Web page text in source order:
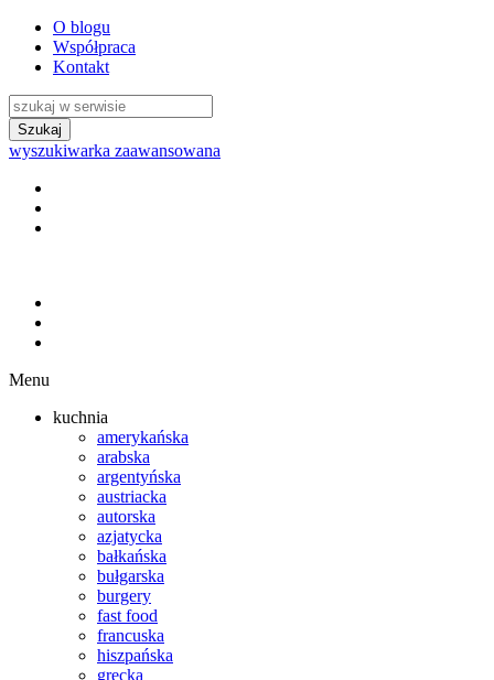
O blogu
Współpraca
Kontakt
wyszukiwarka zaawansowana
Menu
kuchnia
amerykańska
arabska
argentyńska
austriacka
autorska
azjatycka
bałkańska
bułgarska
burgery
fast food
francuska
hiszpańska
grecka